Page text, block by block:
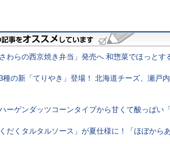
わらの西京焼き弁当」発売へ 和惣菜でほっとす
種の新「てりやき」登場！ 北海道チーズ、瀬戸
ハーゲンダッツコーンタイプから甘くて酸っぱ
だくタルタルソース」が夏仕様に！「ほぼから